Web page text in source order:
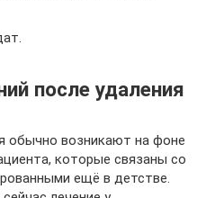
после удаления
обычно возникают на фоне
которые связаны со
ещё в детстве.